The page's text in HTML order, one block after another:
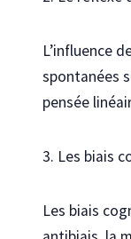
L’influence
spontanées
pensée
3. Les biais
Les biais